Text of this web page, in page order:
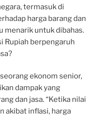
termasuk di
harga barang dan
menarik untuk dibahas.
Rupiah berpengaruh
ekonom senior,
dampak yang
dan jasa. “Ketika nilai
akibat inflasi, harga